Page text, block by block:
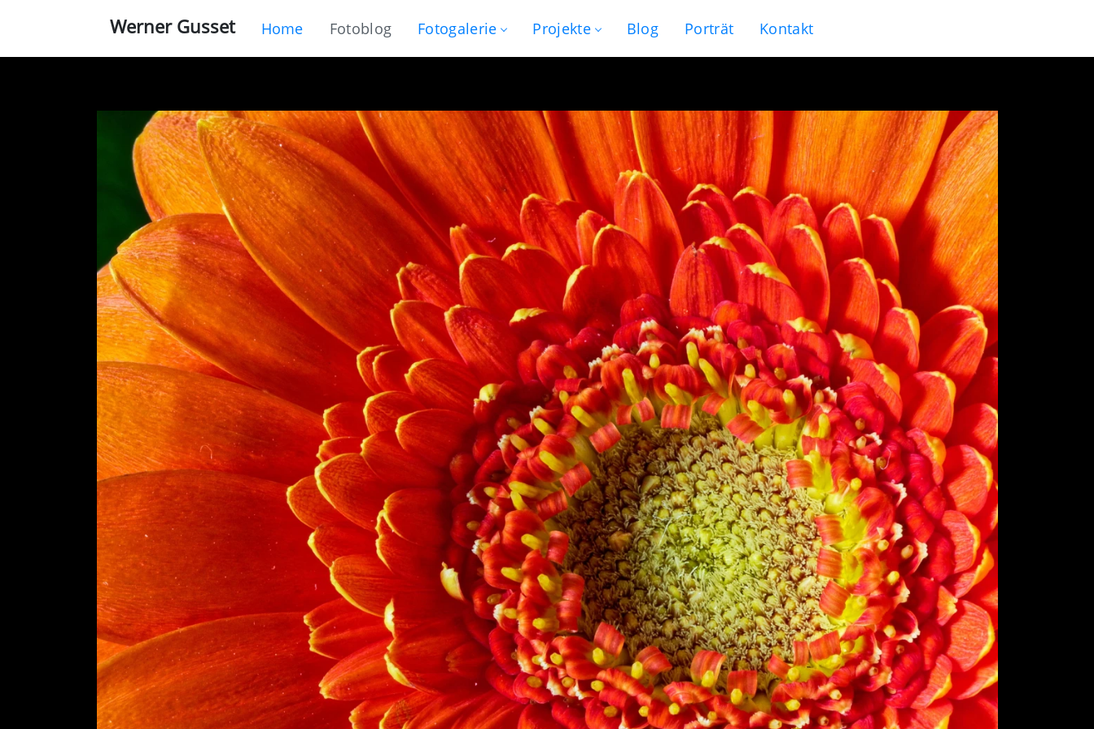
Werner Gusset Home Fotoblog Fotogalerie Projekte Blog Porträt Kontakt